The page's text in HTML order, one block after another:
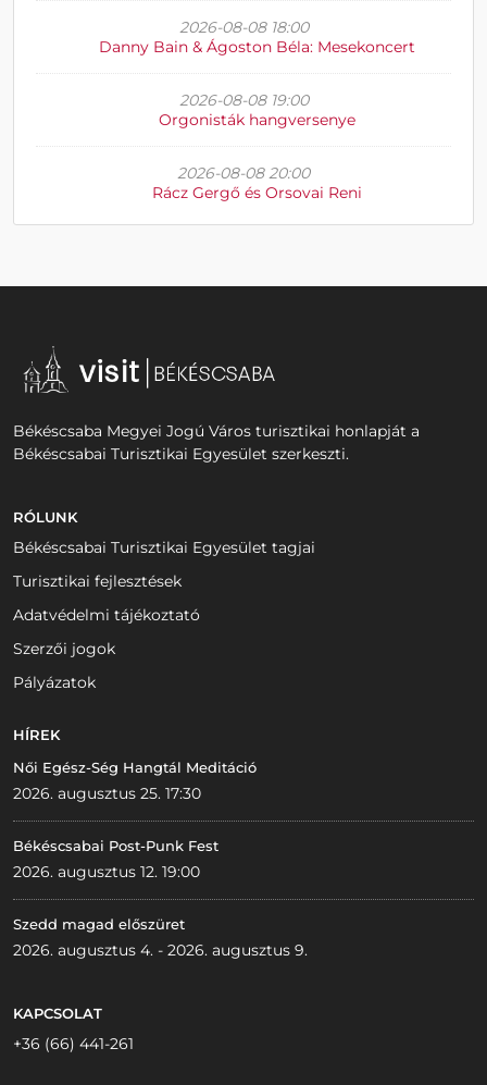
2026-08-08 18:00
Danny Bain & Ágoston Béla: Mesekoncert
2026-08-08 19:00
Orgonisták hangversenye
2026-08-08 20:00
Rácz Gergő és Orsovai Reni
Békéscsaba Megyei Jogú Város turisztikai honlapját a
Békéscsabai Turisztikai Egyesület szerkeszti.
RÓLUNK
Békéscsabai Turisztikai Egyesület tagjai
Turisztikai fejlesztések
Adatvédelmi tájékoztató
Szerzői jogok
Pályázatok
HÍREK
Női Egész-Ség Hangtál Meditáció
2026. augusztus 25. 17:30
Békéscsabai Post-Punk Fest
2026. augusztus 12. 19:00
Szedd magad előszüret
2026. augusztus 4. - 2026. augusztus 9.
KAPCSOLAT
+36 (66) 441-261